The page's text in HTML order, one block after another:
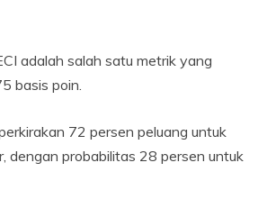
adalah salah satu metrik yang
basis poin.
72 persen peluang untuk
dengan probabilitas 28 persen untuk